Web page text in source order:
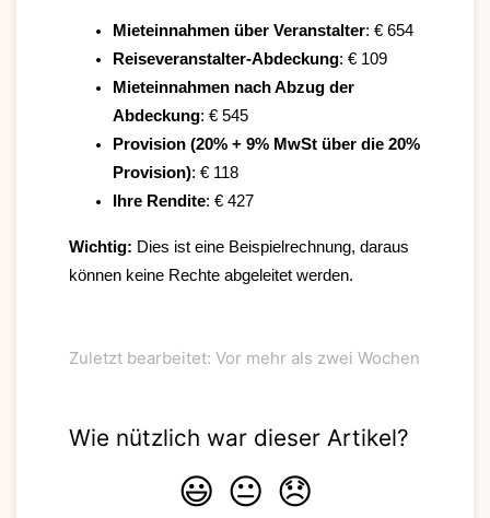
Mieteinnahmen über Veranstalter: € 654
Reiseveranstalter-Abdeckung: € 109
Mieteinnahmen nach Abzug der
Abdeckung: € 545
Provision (20% + 9% MwSt über die 20%
Provision): € 118
Ihre Rendite: € 427
Wichtig: Dies ist eine Beispielrechnung, daraus
können keine Rechte abgeleitet werden.
Zuletzt bearbeitet: Vor mehr als zwei Wochen
Wie nützlich war dieser Artikel?
😃 😐 😞